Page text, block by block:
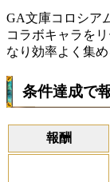
GA文庫コロシア
コラボキャラを
なり効率よく集め
条件達成で
報酬